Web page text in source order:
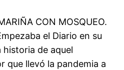
CON MOSQUEO.
el Diario en su
de aquel
que llevó la pandemia a